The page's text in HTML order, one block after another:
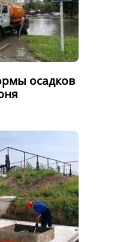
осадков